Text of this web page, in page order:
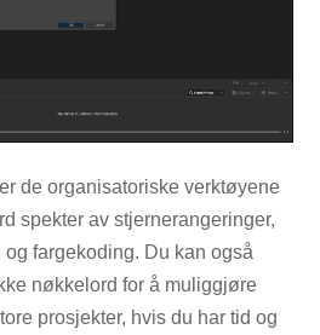
de organisatoriske verktøyene
spekter av stjernerangeringer,
fargekoding. Du kan også
nøkkelord for å muliggjøre
prosjekter, hvis du har tid og